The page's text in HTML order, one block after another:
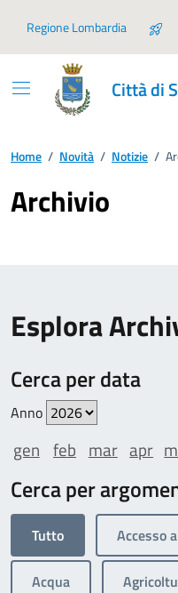
Regione Lombardia
Città di
Home / Novità / Notizie /
Archivio
Esplora
Cerca per data
Anno
gen feb mar apr
Cerca per
Tutto Accesso
Acqua